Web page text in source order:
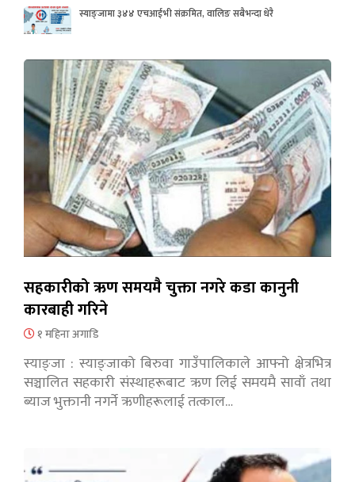
स्याङ्जामा ३४४ एचआईभी संक्रमित, वालिङ सबैभन्दा धेरै
सहकारीको ऋण समयमै चुक्ता नगरे कडा कानुनी
कारबाही गरिने
१ महिना अगाडि
स्याङ्जा : स्याङ्जाको बिरुवा गाउँपालिकाले आफ्नो क्षेत्रभित्र
सञ्चालित सहकारी संस्थाहरूबाट ऋण लिई समयमै सावाँ तथा
ब्याज भुक्तानी नगर्ने ऋणीहरूलाई तत्काल…